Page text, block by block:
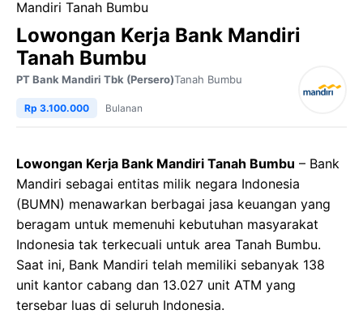
Mandiri Tanah Bumbu
Lowongan Kerja Bank Mandiri
Tanah Bumbu
PT Bank Mandiri Tbk (Persero)Tanah Bumbu
Rp 3.100.000 Bulanan
Lowongan Kerja Bank Mandiri Tanah Bumbu – Bank
Mandiri sebagai entitas milik negara Indonesia
(BUMN) menawarkan berbagai jasa keuangan yang
beragam untuk memenuhi kebutuhan masyarakat
Indonesia tak terkecuali untuk area Tanah Bumbu.
Saat ini, Bank Mandiri telah memiliki sebanyak 138
unit kantor cabang dan 13.027 unit ATM yang
tersebar luas di seluruh Indonesia.